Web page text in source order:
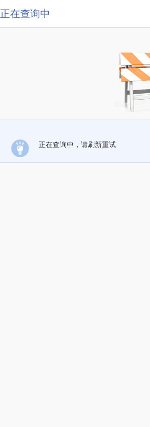
正在查询中
正在查询中，请刷新重试